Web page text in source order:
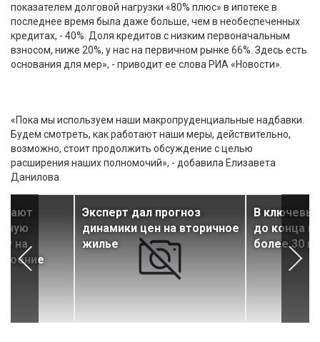
показателем долговой нагрузки «80% плюс» в ипотеке в
последнее время была даже больше, чем в необеспеченных
кредитах, - 40%. Доля кредитов с низким первоначальным
взносом, ниже 20%, у нас на первичном рынке 66%. Здесь есть
основания для мер», - приводит ее слова РИА «Новости».
«Пока мы используем наши макропруденциальные надбавки.
Будем смотреть, как работают наши меры, действительно,
возможно, стоит продолжить обсуждение с целью
расширения наших полномочий», - добавила Елизавета
Данилова.
на
Эксперт дал прогноз
динамики цен на вторичное
жилье
В
до конца
более 30